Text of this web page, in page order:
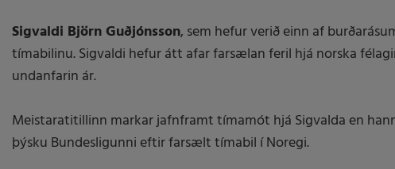
Sigvaldi Björn Guðjónsson, sem hefur verið einn af
tímabilinu. Sigvaldi hefur átt afar farsælan feril hjá norska
undanfarin ár.
Meistaratitillinn markar jafnframt tímamót hjá Sigvalda en
þýsku Bundesligunni eftir farsælt tímabil í Noregi.